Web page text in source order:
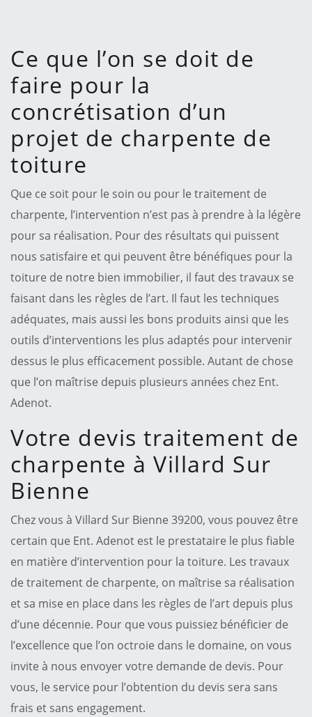
Ce que l’on se doit de
faire pour la
concrétisation d’un
projet de charpente de
toiture
Que ce soit pour le soin ou pour le traitement de
charpente, l’intervention n’est pas à prendre à la légère
pour sa réalisation. Pour des résultats qui puissent
nous satisfaire et qui peuvent être bénéfiques pour la
toiture de notre bien immobilier, il faut des travaux se
faisant dans les règles de l’art. Il faut les techniques
adéquates, mais aussi les bons produits ainsi que les
outils d’interventions les plus adaptés pour intervenir
dessus le plus efficacement possible. Autant de chose
que l’on maîtrise depuis plusieurs années chez Ent.
Adenot.
Votre devis traitement de
charpente à Villard Sur
Bienne
Chez vous à Villard Sur Bienne 39200, vous pouvez être
certain que Ent. Adenot est le prestataire le plus fiable
en matière d’intervention pour la toiture. Les travaux
de traitement de charpente, on maîtrise sa réalisation
et sa mise en place dans les règles de l’art depuis plus
d’une décennie. Pour que vous puissiez bénéficier de
l’excellence que l’on octroie dans le domaine, on vous
invite à nous envoyer votre demande de devis. Pour
vous, le service pour l’obtention du devis sera sans
frais et sans engagement.